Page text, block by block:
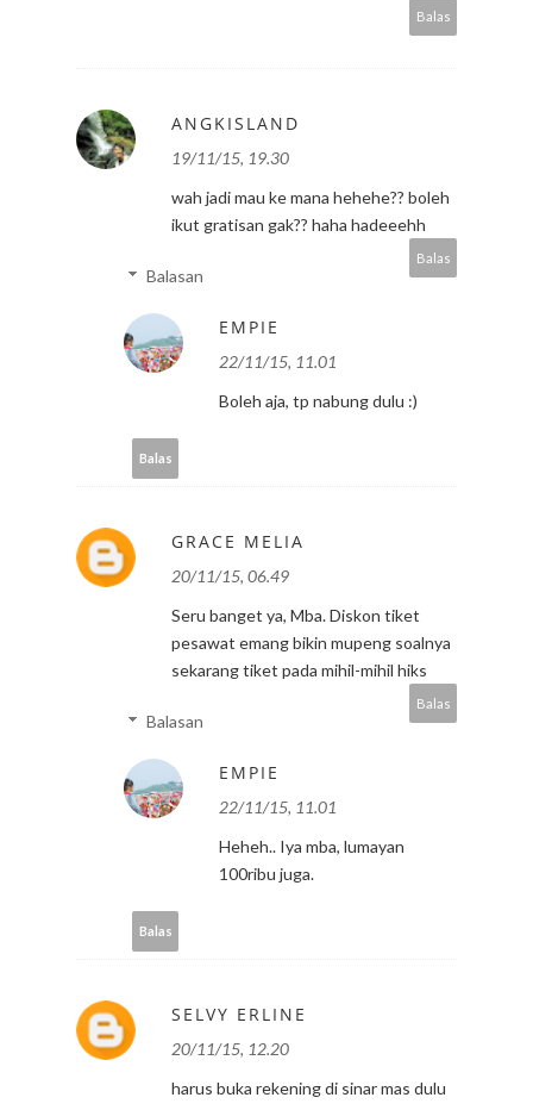
Balas
ANGKISLAND
19/11/15, 19.30
wah jadi mau ke mana hehehe?? boleh
ikut gratisan gak?? haha hadeeehh
Balas
Balasan
EMPIE
22/11/15, 11.01
Boleh aja, tp nabung dulu :)
Balas
GRACE MELIA
20/11/15, 06.49
Seru banget ya, Mba. Diskon tiket
pesawat emang bikin mupeng soalnya
sekarang tiket pada mihil-mihil hiks
Balas
Balasan
EMPIE
22/11/15, 11.01
Heheh.. Iya mba, lumayan
100ribu juga.
Balas
SELVY ERLINE
20/11/15, 12.20
harus buka rekening di sinar mas dulu